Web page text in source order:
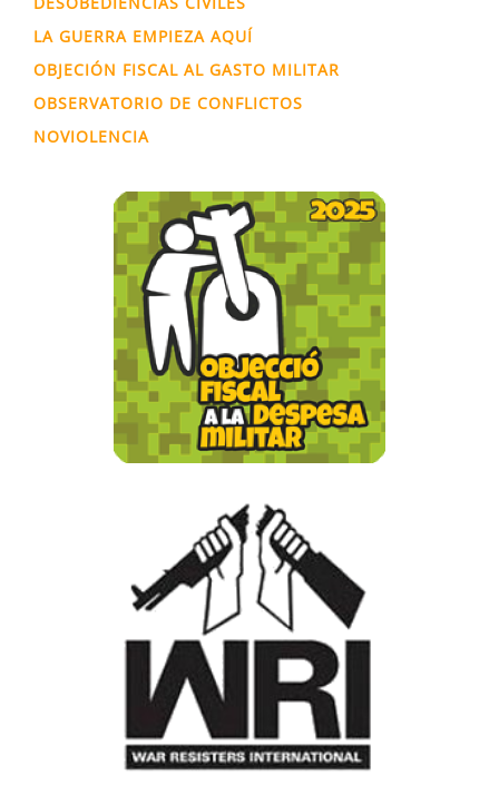
LA GUERRA EMPIEZA AQUÍ
OBJECIÓN FISCAL AL GASTO MILITAR
OBSERVATORIO DE CONFLICTOS
NOVIOLENCIA